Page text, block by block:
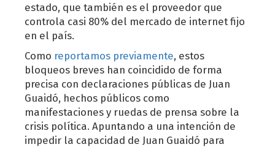
estado, que también es el proveedor que
controla casi 80% del mercado de internet fijo
en el país.
Como reportamos previamente, estos
bloqueos breves han coincidido de forma
precisa con declaraciones públicas de Juan
Guaidó, hechos públicos como
manifestaciones y ruedas de prensa sobre la
crisis política. Apuntando a una intención de
impedir la capacidad de Juan Guaidó para